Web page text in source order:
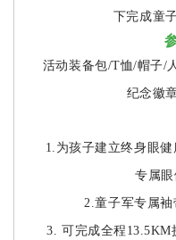
下完成童
活动装备包/T恤/帽子/
纪念徽
1.为孩子建立终身眼
专属眼
2.童子军专属袖
3. 可完成全程13.5KM